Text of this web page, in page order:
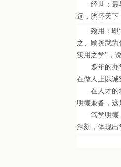
经世：最早
远，胸怀天下
致用：即“
之、顾炎武为
实用之学”，
多年的办学
在做人上以诚
在人才的培
明德兼备，这
笃学明德，
深刻，体现出